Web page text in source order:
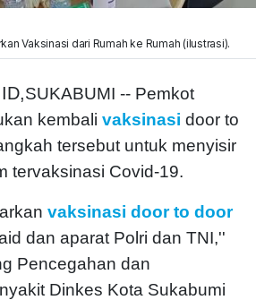
Vaksinasi dari Rumah ke Rumah (ilustrasi).
SUKABUMI -- Pemkot
kembali vaksinasi door to
tersebut untuk menyisir
tervaksinasi Covid-19.
vaksinasi door to door
dan aparat Polri dan TNI,''
Pencegahan dan
Dinkes Kota Sukabumi